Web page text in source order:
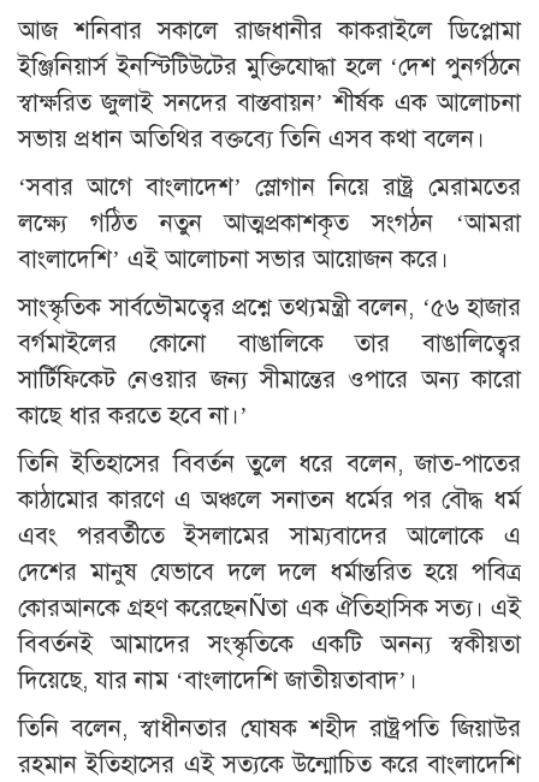
আজ শনিবার সকালে রাজধানীর কাকরাইলে ডিপ্লোমা
ইঞ্জিনিয়ার্স ইনস্টিটিউটের মুক্তিযোদ্ধা হলে ‘দেশ পুনর্গঠনে
স্বাক্ষরিত জুলাই সনদের বাস্তবায়ন’ শীর্ষক এক আলোচনা
সভায় প্রধান অতিথির বক্তব্যে তিনি এসব কথা বলেন।
‘সবার আগে বাংলাদেশ’ স্লোগান নিয়ে রাষ্ট্র মেরামতের
লক্ষ্যে গঠিত নতুন আত্মপ্রকাশকৃত সংগঠন ‘আমরা
বাংলাদেশি’ এই আলোচনা সভার আয়োজন করে।
সাংস্কৃতিক সার্বভৌমত্বের প্রশ্নে তথ্যমন্ত্রী বলেন, ‘৫৬ হাজার
বর্গমাইলের কোনো বাঙালিকে তার বাঙালিত্বের
সার্টিফিকেট নেওয়ার জন্য সীমান্তের ওপারে অন্য কারো
কাছে ধার করতে হবে না।’
তিনি ইতিহাসের বিবর্তন তুলে ধরে বলেন, জাত-পাতের
কাঠামোর কারণে এ অঞ্চলে সনাতন ধর্মের পর বৌদ্ধ ধর্ম
এবং পরবর্তীতে ইসলামের সাম্যবাদের আলোকে এ
দেশের মানুষ যেভাবে দলে দলে ধর্মান্তরিত হয়ে পবিত্র
কোরআনকে গ্রহণ করেছেনÑতা এক ঐতিহাসিক সত্য। এই
বিবর্তনই আমাদের সংস্কৃতিকে একটি অনন্য স্বকীয়তা
দিয়েছে, যার নাম ‘বাংলাদেশি জাতীয়তাবাদ’।
তিনি বলেন, স্বাধীনতার ঘোষক শহীদ রাষ্ট্রপতি জিয়াউর
রহমান ইতিহাসের এই সত্যকে উন্মোচিত করে বাংলাদেশি